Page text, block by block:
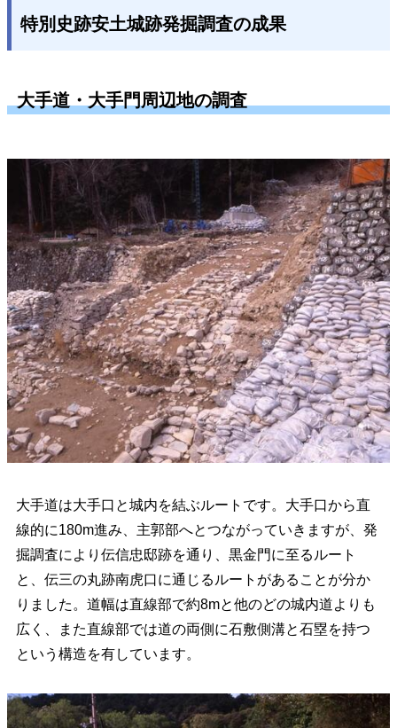
特別史跡安土城跡発掘調査の成果
大手道・大手門周辺地の調査
大手道は大手口と城内を結ぶルートです。大手口から直
線的に180m進み、主郭部へとつながっていきますが、発
掘調査により伝信忠邸跡を通り、黒金門に至るルート
と、伝三の丸跡南虎口に通じるルートがあることが分か
りました。道幅は直線部で約8mと他のどの城内道よりも
広く、また直線部では道の両側に石敷側溝と石塁を持つ
という構造を有しています。